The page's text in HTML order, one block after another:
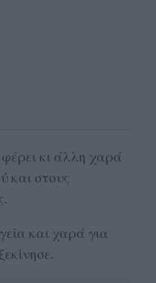
κι άλλη χαρά
και στους
και χαρά για